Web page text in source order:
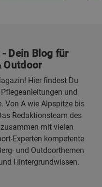
Dein Blog für
Outdoor
Hier findest Du
und
Von A wie Alpspitze bis
Redaktionsteam des
mit vielen
Experten kompetente
und Outdoorthemen
Hintergrundwissen.